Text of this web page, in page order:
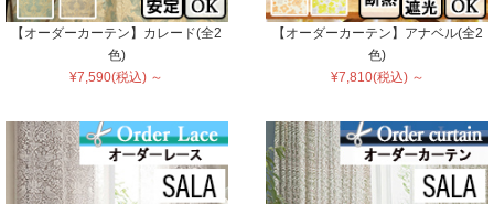
【オーダーカーテン】カレード(全2
色)
¥7,590(税込) ～
【オーダーカーテン】アナベル(全2
色)
¥7,810(税込) ～